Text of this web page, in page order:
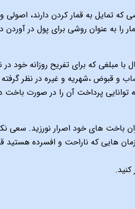
كه تمايل به قمار كردن دارند،
را به عنوان روشى براى پول در
با مبلغى كه براى تفريح روزانه خود
و قبوض ،شهريه و غيره در نظر
توانايى پرداخت آن را در صورت باخت
باخت هاى خود اصرار نورزيد.
هايى كه ناراحت و افسرده هستيد
كنيد.